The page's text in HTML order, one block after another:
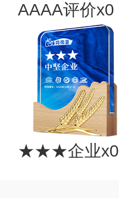
AAAA评价x0
★★★企业x0